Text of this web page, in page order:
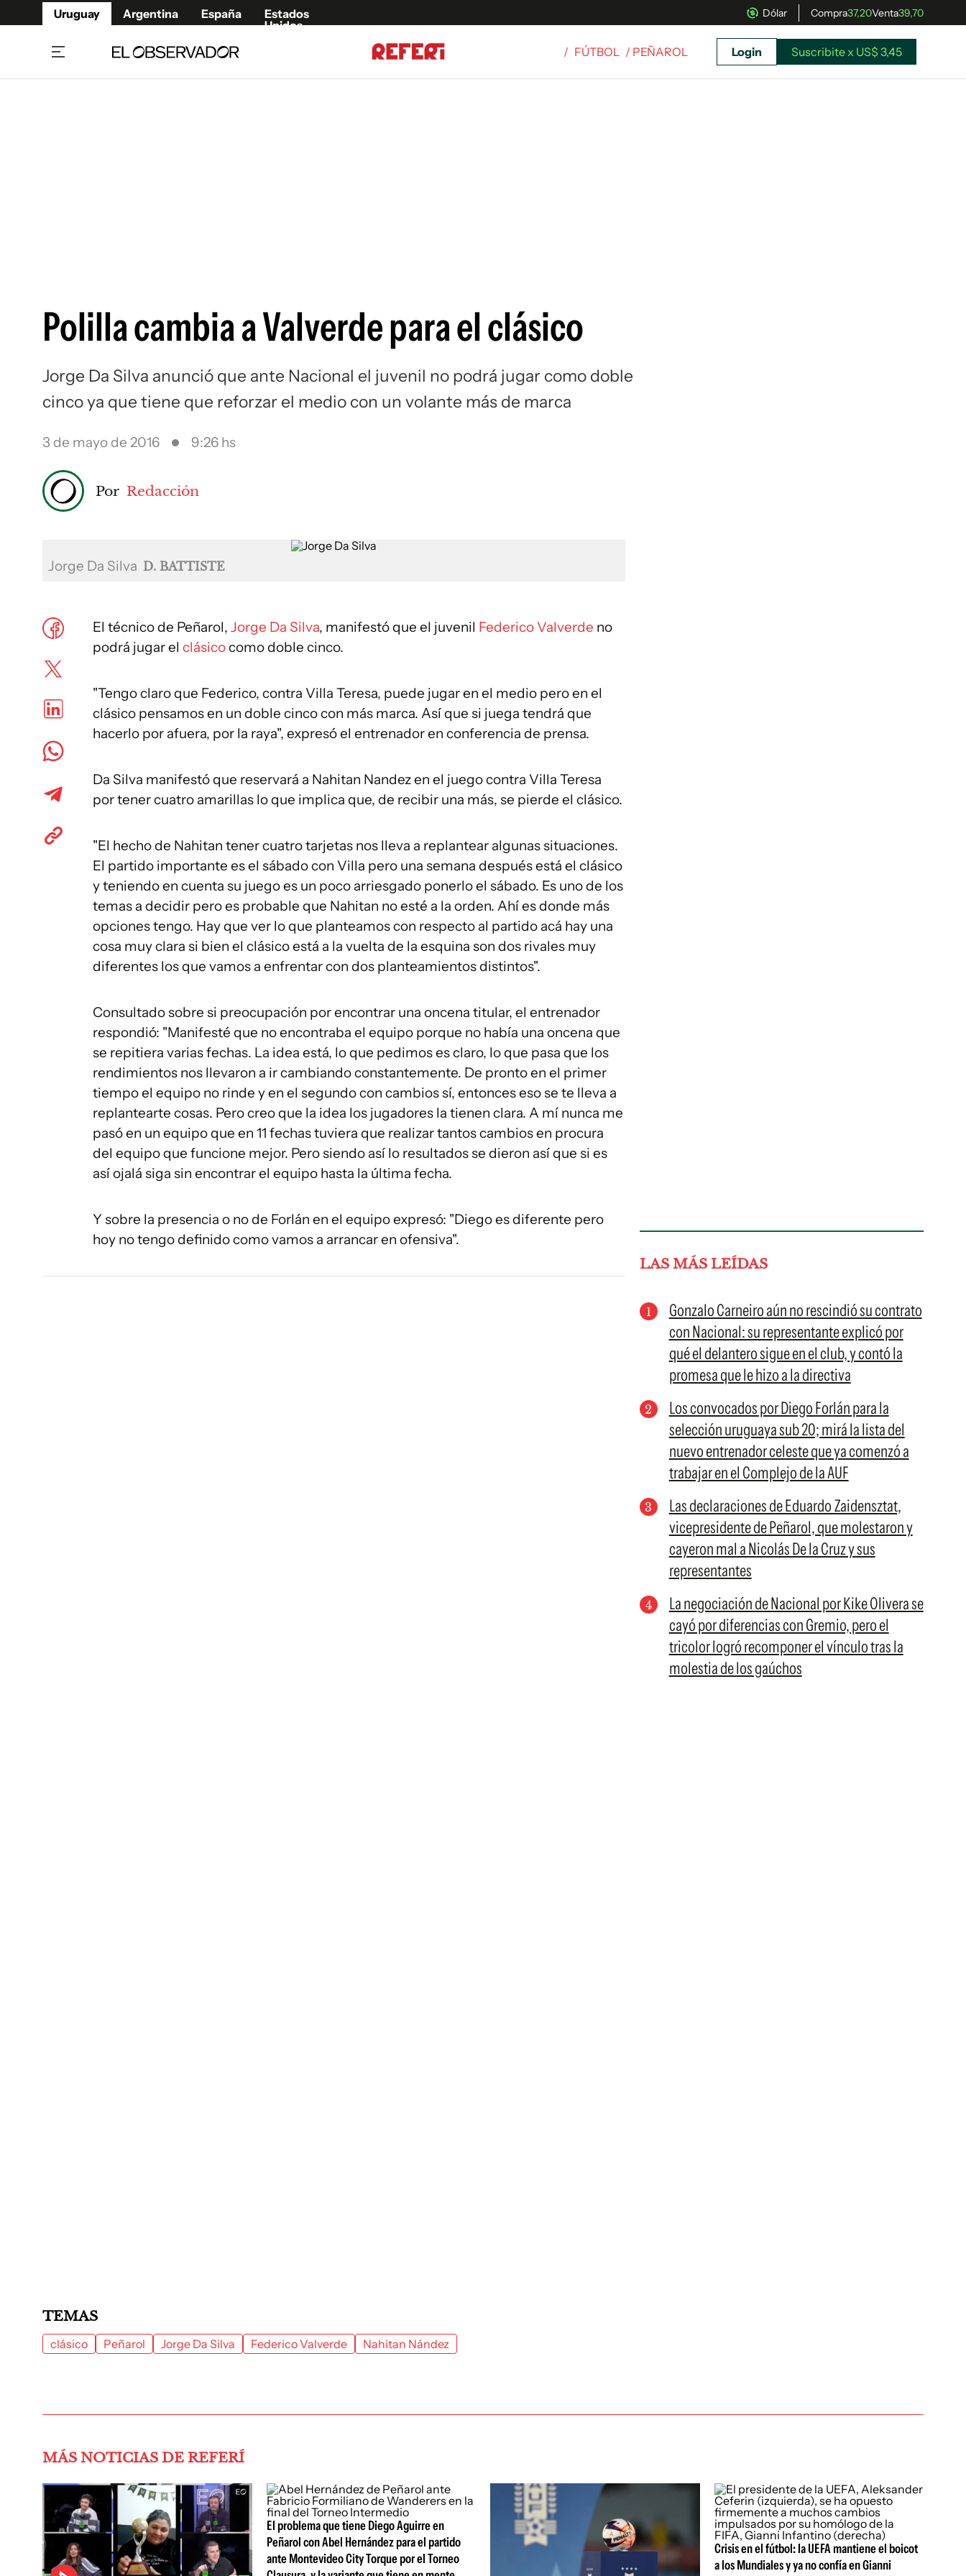
Uruguay Argentina España
Estados
Unidos
Dólar Compra37,20Venta39,70
/ FÚTBOL / PEÑAROL Login Suscribite x US$ 3,45
Polilla cambia a Valverde para el clásico
Jorge Da Silva anunció que ante Nacional el juvenil no podrá jugar como doble
cinco ya que tiene que reforzar el medio con un volante más de marca
3 de mayo de 2016 9:26 hs
Por Redacción
Jorge Da Silva D. BATTISTE
El técnico de Peñarol, Jorge Da Silva, manifestó que el juvenil Federico Valverde no
podrá jugar el clásicocomo doble cinco.
"Tengo claro que Federico, contra Villa Teresa, puede jugar en el medio pero en el
clásico pensamos en un doble cinco con más marca. Así que si juega tendrá que
hacerlo por afuera, por la raya", expresó el entrenador en conferencia de prensa.
Da Silva manifestó que reservará a Nahitan Nandez en el juego contra Villa Teresa
por tener cuatro amarillas lo que implica que, de recibir una más, se pierde el clásico.
"El hecho de Nahitan tener cuatro tarjetas nos lleva a replantear algunas situaciones.
El partido importante es el sábado con Villa pero una semana después está el clásico
y teniendo en cuenta su juego es un poco arriesgado ponerlo el sábado. Es uno de los
temas a decidir pero es probable que Nahitan no esté a la orden. Ahí es donde más
opciones tengo. Hay que ver lo que planteamos con respecto al partido acá hay una
cosa muy clara si bien el clásico está a la vuelta de la esquina son dos rivales muy
diferentes los que vamos a enfrentar con dos planteamientos distintos".
Consultado sobre si preocupación por encontrar una oncena titular, el entrenador
respondió: "Manifesté que no encontraba el equipo porque no había una oncena que
se repitiera varias fechas. La idea está, lo que pedimos es claro, lo que pasa que los
rendimientos nos llevaron a ir cambiando constantemente. De pronto en el primer
tiempo el equipo no rinde y en el segundo con cambios sí, entonces eso se te lleva a
replantearte cosas. Pero creo que la idea los jugadores la tienen clara. A mí nunca me
pasó en un equipo que en 11 fechas tuviera que realizar tantos cambios en procura
del equipo que funcione mejor. Pero siendo así lo resultados se dieron así que si es
así ojalá siga sin encontrar el equipo hasta la última fecha.
Y sobre la presencia o no de Forlán en el equipo expresó: "Diego es diferente pero
hoy no tengo definido como vamos a arrancar en ofensiva".
LAS MÁS LEÍDAS
Gonzalo Carneiro aún no rescindió su contrato
con Nacional: su representante explicó por
qué el delantero sigue en el club, y contó la
promesa que le hizo a la directiva
Los convocados por Diego Forlán para la
selección uruguaya sub 20; mirá la lista del
nuevo entrenador celeste que ya comenzó a
trabajar en el Complejo de la AUF
Las declaraciones de Eduardo Zaidensztat,
vicepresidente de Peñarol, que molestaron y
cayeron mal a Nicolás De la Cruz y sus
representantes
La negociación de Nacional por Kike Olivera se
cayó por diferencias con Gremio, pero el
tricolor logró recomponer el vínculo tras la
molestia de los gaúchos
TEMAS
clásico Peñarol Jorge Da Silva Federico Valverde Nahitan Nández
MÁS NOTICIAS DE REFERÍ
El problema que tiene Diego Aguirre en
Peñarol con Abel Hernández para el partido
ante Montevideo City Torque por el Torneo
Crisis en el fútbol: la UEFA mantiene el boicot
a los Mundiales y ya no confía en Gianni